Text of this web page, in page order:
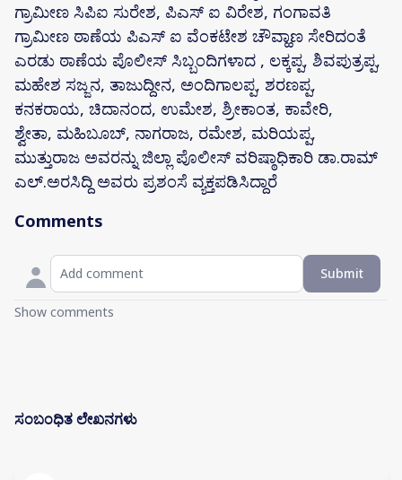
ಗ್ರಾಮೀಣ ಸಿಪಿಐ ಸುರೇಶ, ಪಿಎಸ್ ಐ ವಿರೇಶ, ಗಂಗಾವತಿ
ಗ್ರಾಮೀಣ ಠಾಣೆಯ ಪಿಎಸ್ ಐ ವೆಂಕಟೇಶ ಚೌವ್ಹಾಣ ಸೇರಿದಂತೆ
ಎರಡು ಠಾಣೆಯ ಪೊಲೀಸ್ ಸಿಬ್ಬಂದಿಗಳಾದ , ಲಕ್ಕಪ್ಪ, ಶಿವಪುತ್ರಪ್ಪ,
ಮಹೇಶ ಸಜ್ಜನ, ತಾಜುದ್ದೀನ, ಅಂದಿಗಾಲಪ್ಪ, ಶರಣಪ್ಪ,
ಕನಕರಾಯ, ಚಿದಾನಂದ, ಉಮೇಶ, ಶ್ರೀಕಾಂತ, ಕಾವೇರಿ,
ಶ್ವೇತಾ, ಮಹಿಬೂಬ್, ನಾಗರಾಜ, ರಮೇಶ, ಮರಿಯಪ್ಪ,
ಮುತ್ತುರಾಜ ಅವರನ್ನು ಜಿಲ್ಲಾ ಪೊಲೀಸ್ ವರಿಷ್ಠಾಧಿಕಾರಿ ಡಾ.ರಾಮ್
ಎಲ್.ಅರಸಿದ್ದಿ ಅವರು ಪ್ರಶಂಸೆ ವ್ಯಕ್ತಪಡಿಸಿದ್ದಾರೆ
Comments
Submit
Show comments
ಸಂಬಂಧಿತ ಲೇಖನಗಳು